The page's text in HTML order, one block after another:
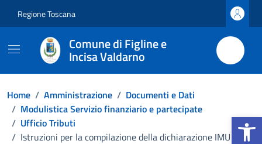
Apri la
Regione Toscana
Comune di Figline e
Incisa Valdarno
Home / Amministrazione / Documenti e Dati
/ Modulistica Servizio finanziario e partecipate
/ Ufficio Tributi
/ Istruzioni per la compilazione della dichiarazione IMU 2024